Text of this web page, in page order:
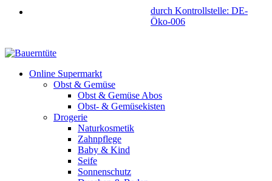
durch Kontrollstelle: DE-
Öko-006
Online Supermarkt
Obst & Gemüse
Obst & Gemüse Abos
Obst- & Gemüsekisten
Drogerie
Naturkosmetik
Zahnpflege
Baby & Kind
Seife
Sonnenschutz